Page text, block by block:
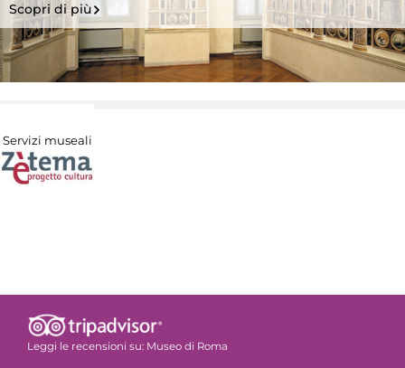
Scopri di più
Servizi museali
Leggi le recensioni su: Museo di Roma